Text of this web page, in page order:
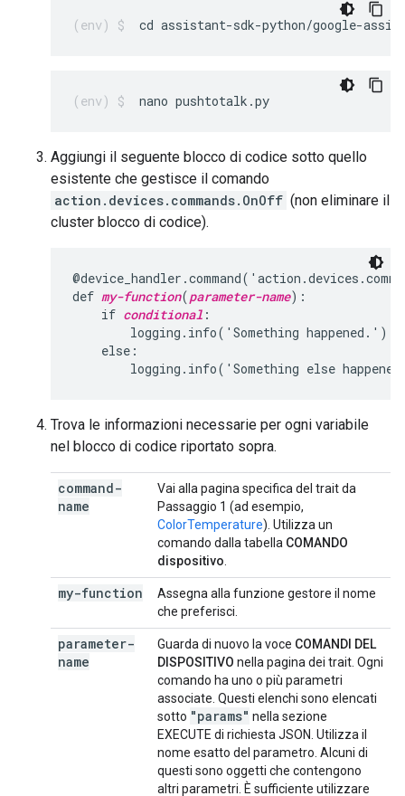
cd assistant-sdk-python/google-
nano pushtotalk.py
Aggiungi il seguente blocco di codice sotto quello
esistente che gestisce il comando
action.devices.commands.OnOff (non eliminare il
cluster blocco di codice).
def my-function(parameter-name):
    if
conditional :
        logging.info('Something happened.')
    else:
Trova le informazioni necessarie per ogni variabile
nel blocco di codice riportato sopra.
command-
name
Vai alla pagina specifica del trait da
Passaggio 1 (ad esempio,
ColorTemperature). Utilizza un
comando dalla tabella COMANDO
dispositivo
my-function
Assegna alla funzione gestore il nome
che preferisci.
parameter-
name
Guarda di nuovo la voce COMANDI DEL
DISPOSITIVO nella pagina dei trait. Ogni
comando ha uno o più parametri
associate. Questi elenchi sono elencati
sotto "params" nella sezione
EXECUTE di richiesta JSON. Utilizza il
nome esatto del parametro. Alcuni di
questi sono oggetti che contengono
altri parametri. È sufficiente utilizzare